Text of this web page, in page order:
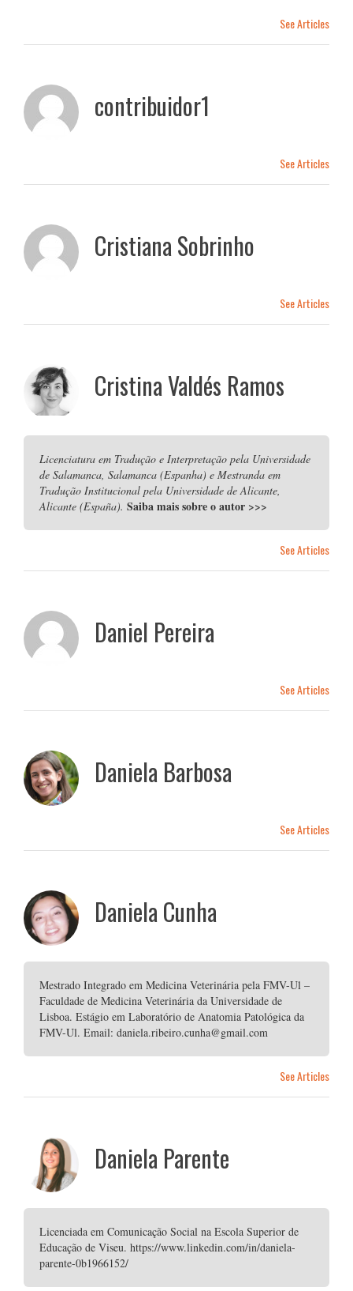
See Articles
contribuidor1
See Articles
Cristiana Sobrinho
See Articles
Cristina Valdés Ramos
Licenciatura em Tradução e Interpretação pela Universidade
de Salamanca, Salamanca (Espanha) e Mestranda em
Tradução Institucional pela Universidade de Alicante,
Alicante (España). Saiba mais sobre o autor >>>
See Articles
Daniel Pereira
See Articles
Daniela Barbosa
See Articles
Daniela Cunha
Mestrado Integrado em Medicina Veterinária pela FMV-Ul –
Faculdade de Medicina Veterinária da Universidade de
Lisboa. Estágio em Laboratório de Anatomia Patológica da
FMV-Ul. Email: daniela.ribeiro.cunha@gmail.com
See Articles
Daniela Parente
Licenciada em Comunicação Social na Escola Superior de
Educação de Viseu. https://www.linkedin.com/in/daniela-
parente-0b1966152/